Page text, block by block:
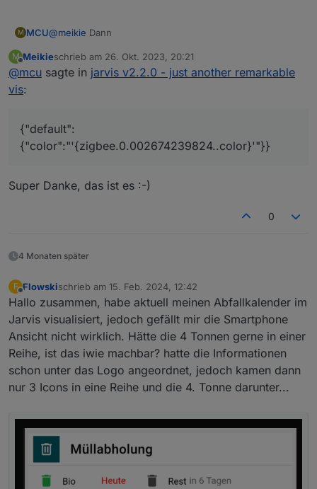
M MCU@meikie Dann
M Meikieschrieb am 26. Okt. 2023, 20:21
zuletzt editiert von
@mcu sagte in jarvis v2.2.0 - just another remarkable
vis:
{"default":
{"color":"'{zigbee.0.002674239824..color}'"}}
Super Danke, das ist es :-)
0
4 Monaten später
F
Offline
Flowskischrieb am 15. Feb. 2024, 12:42
zuletzt editiert von
Hallo zusammen, habe aktuell meinen Abfallkalender im
Jarvis visualisiert, jedoch gefällt mir die Smartphone
Ansicht nicht wirklich. Hätte die 4 Tonnen gerne in einer
Reihe, ist das iwie machbar? hatte die Informationen
schon unter das Logo angeordnet, jedoch kamen dann
nur 3 Icons in eine Reihe und die 4. Tonne darunter...